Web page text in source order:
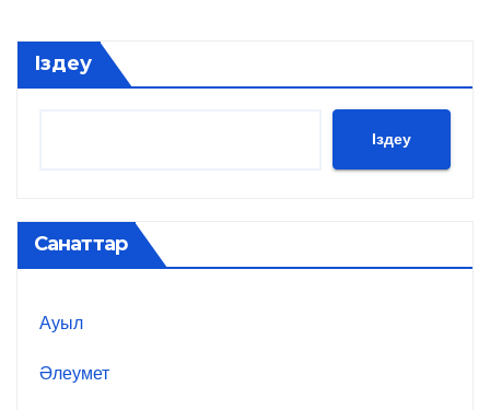
Іздеу
Іздеу
Санаттар
Ауыл
Әлеумет